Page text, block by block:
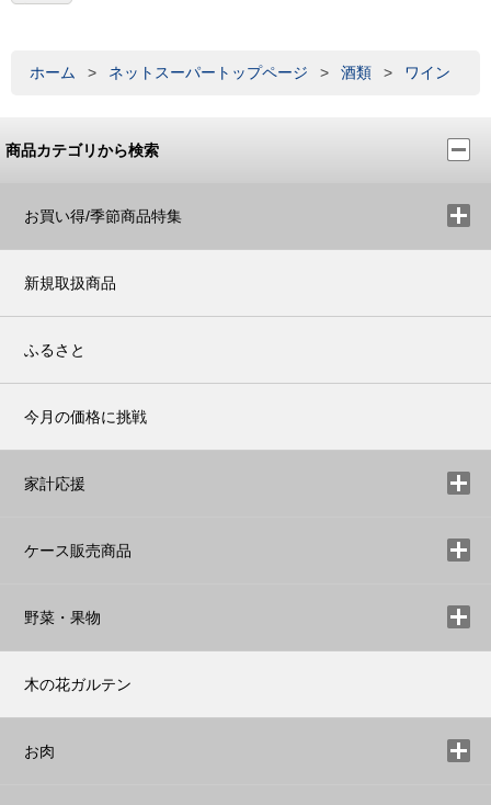
ホーム > ネットスーパートップページ > 酒類 > ワイン
商品カテゴリから検索
お買い得/季節商品特集
新規取扱商品
ふるさと
今月の価格に挑戦
家計応援
ケース販売商品
野菜・果物
木の花ガルテン
お肉